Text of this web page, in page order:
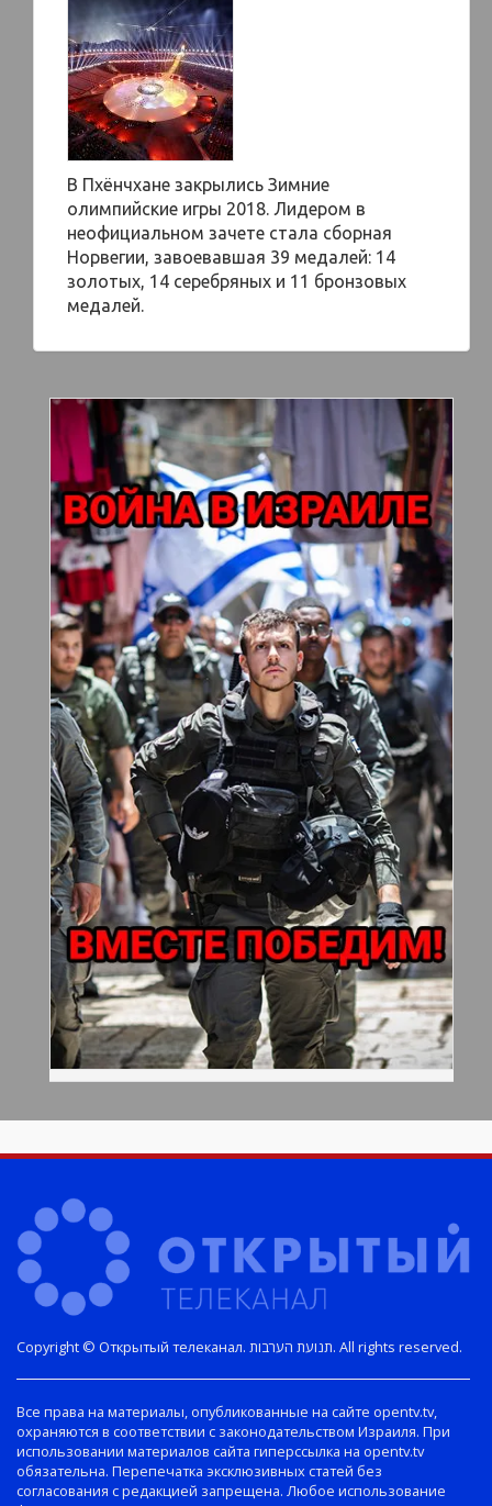
В Пхёнчхане закрылись Зимние
олимпийские игры 2018. Лидером в
неофициальном зачете стала сборная
Норвегии, завоевавшая 39 медалей: 14
золотых, 14 серебряных и 11 бронзовых
медалей.
Copyright © Открытый телеканал. תנועת הערבות. All rights reserved.
Все права на материалы, опубликованные на сайте opentv.tv,
охраняются в соответствии с законодательством Израиля. При
использовании материалов сайта гиперссылка на opentv.tv
обязательна. Перепечатка эксклюзивных статей без
согласования с редакцией запрещена. Любое использование